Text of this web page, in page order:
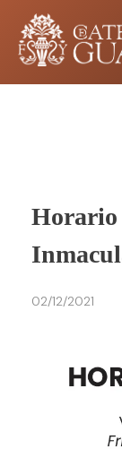
Horario
02/12/2021